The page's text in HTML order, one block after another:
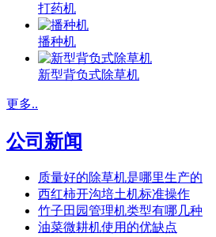
打药机
播种机
新型背负式除草机
更多..
公司新闻
质量好的除草机是哪里生产的
西红柿开沟培土机标准操作
竹子田园管理机类型有哪几种
油菜微耕机使用的优缺点